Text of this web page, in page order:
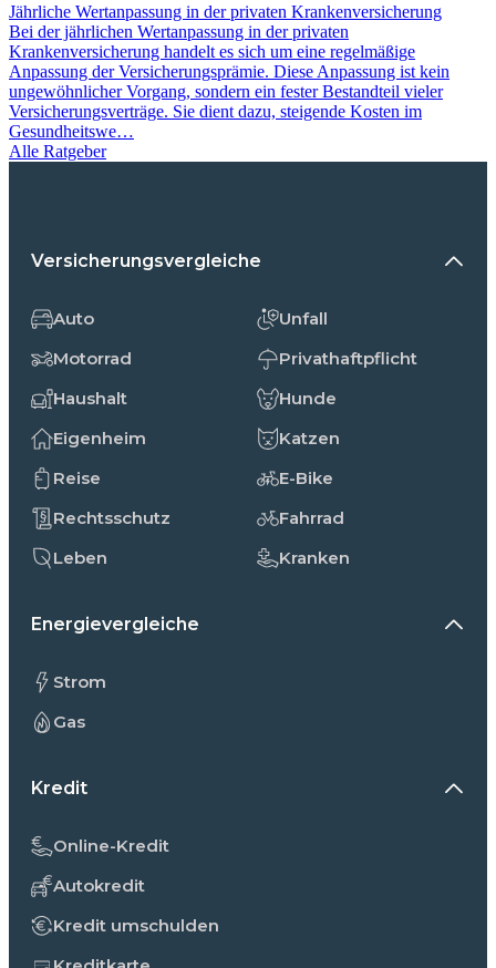
Jährliche Wertanpassung in der privaten Krankenversicherung
Bei der jährlichen Wertanpassung in der privaten
Krankenversicherung handelt es sich um eine regelmäßige
Anpassung der Versicherungsprämie. Diese Anpassung ist kein
ungewöhnlicher Vorgang, sondern ein fester Bestandteil vieler
Versicherungsverträge. Sie dient dazu, steigende Kosten im
Gesundheitswe…
Alle Ratgeber
Versicherungsvergleiche
Auto
Motorrad
Haushalt
Eigenheim
Reise
Rechtsschutz
Leben
Unfall
Privathaftpflicht
Hunde
Katzen
E-Bike
Fahrrad
Kranken
Energievergleiche
Strom
Gas
Kredit
Online-Kredit
Autokredit
Kredit umschulden